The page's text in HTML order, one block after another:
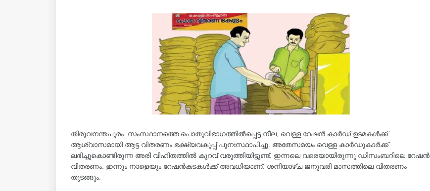
തിരുവനന്തപുരം: സംസ്ഥാനത്തെ പൊതുവിഭാഗത്തില്‍പ്പെട്ട നീല, വെള്ള റേഷൻ കാർഡ് ഉടമകള്‍ക്ക്
ആശ്വാസമായി ആട്ട വിതരണം ഭക്ഷ്യവകുപ്പ് പുനഃസ്ഥാപിച്ചു. അതേസമയം വെള്ള കാർഡുകാർക്ക്
ലഭിച്ചുകൊണ്ടിരുന്ന അരി വിഹിതത്തില്‍ കുറവ് വരുത്തിയിട്ടുണ്ട്. ഇന്നലെ വരെയായിരുന്നു ഡിസംബറിലെ റേഷൻ
വിതരണം. ഇന്നും നാളെയും റേഷൻകടകൾക്ക് അവധിയാണ്. ശനിയാഴ്ച ജനുവരി മാസത്തിലെ വിതരണം
തുടങ്ങും.